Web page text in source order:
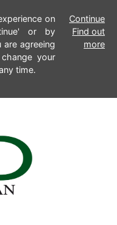
on
or by
agreeing
your
time.
Continue
Find out
more